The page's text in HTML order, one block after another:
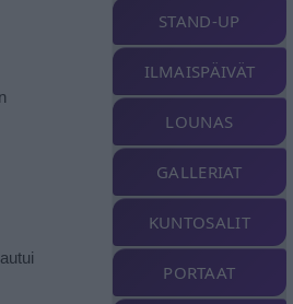
STAND-UP
ILMAISPÄIVÄT
LOUNAS
GALLERIAT
KUNTOSALIT
PORTAAT